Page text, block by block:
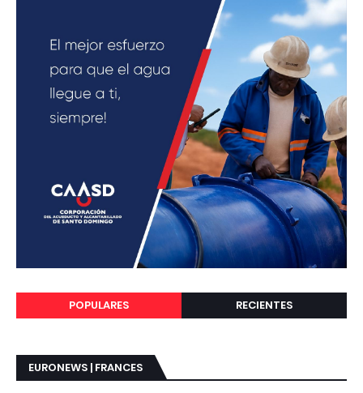
POPULARES RECIENTES
EURONEWS | FRANCES